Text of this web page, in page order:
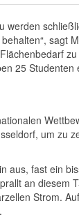
sagt
25
um zu
aus, fast ein
an
Strom.